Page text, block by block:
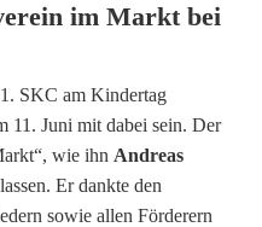
im Markt bei
SKC am Kindertag
11. Juni mit dabei sein. Der
wie ihn Andreas
Er dankte den
sowie allen Förderern